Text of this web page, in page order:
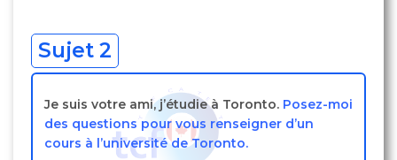
Sujet 2
Je suis votre ami, j’étudie à Toronto. Posez-moi
des questions pour vous renseigner d’un
cours à l’université de Toronto.